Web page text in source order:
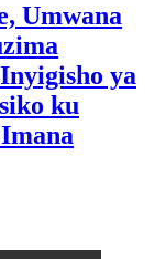
Umwana
ya
ku